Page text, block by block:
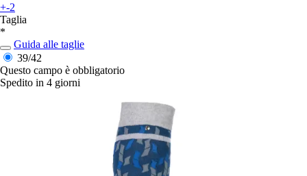
+-2
Taglia
*
Guida alle taglie
39/42
Questo campo è obbligatorio
Spedito in 4 giorni